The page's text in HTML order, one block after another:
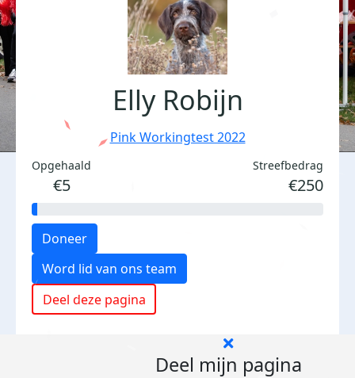
Elly Robijn
Pink Workingtest 2022
Opgehaald
€5
Streefbedrag
€250
Doneer
Word lid van ons team
Deel deze pagina
Deel mijn pagina